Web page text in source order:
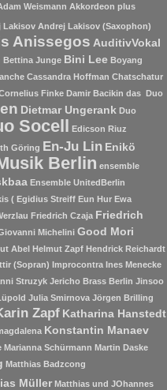
Weismann Akkordeon plus
Lakisov Andrej Lakisov (Saxophon)
Anissegos AuditivVokal
Bettina Junge Bini Lee Boyang
Cassandra Hoffman Chatschatur
Finke Damir Bacikin das Duo
Dietmar Ungerank Duo
Socell Edicson Riuz
Göring En-Ju Lin Enikö
Berlin ensemble
Ensemble UnitedBerlin
( Egidius Streiff Eun Hur Ewa
Friedrich Czaja Friedrich
Michelini Good Mori
Abel Helmut Zapf Hendrick Reichardt
(Sopran) Improcontra Ines Menecke
Struzyk Jericho Brass Berlin Jinsoo
Julia Smirnova Jörgen Brilling
Zapf Katharina Hanstedt
Konstantin Manaev
Marianna Schürmann Martin Daske
Matthias Badzcong
Müller Matthias und JOhannes